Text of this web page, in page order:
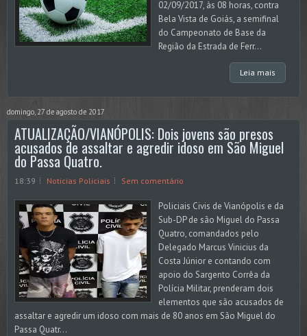
02/09/2017, às 08 horas, contra
Bela Vista de Goiás, a semifinal
do Campeonato de Base da
Região da Estrada de Ferr...
Leia mais
domingo, 27 de agosto de 2017
ATUALIZAÇÃO/VIANÓPOLIS: Dois jovens são presos
acusados de assaltar e agredir idoso em São Miguel
do Passa Quatro.
18:39 Noticias Policiais Sem comentário
Policiais Civis de Vianópolis e da
Sub-DP de são Miguel do Passa
Quatro, comandados pelo
Delegado Marcus Vinicius da
Costa Júnior e contando com
apoio do Sargento Corrêa da
Polícia Militar, prenderam dois
elementos que são acusados de
assaltar e agredir um idoso com mais de 80 anos em São Miguel do
Passa Quatr...